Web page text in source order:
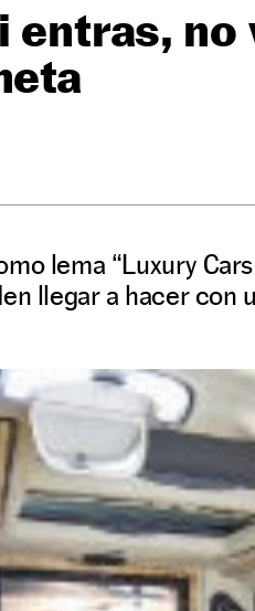
entras,
lema “Luxury
llegar a hacer con